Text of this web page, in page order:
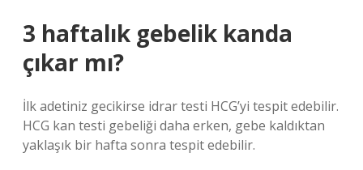
3 haftalık gebelik kanda
çıkar mı?
İlk adetiniz gecikirse idrar testi HCG’yi tespit edebilir.
HCG kan testi gebeliği daha erken, gebe kaldıktan
yaklaşık bir hafta sonra tespit edebilir.